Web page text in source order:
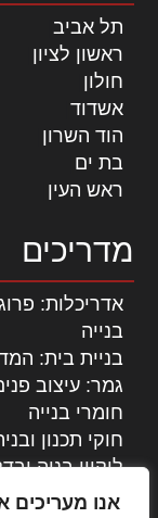
אנו מעריכים
תל אביב
ראשון לציון
חולון
אשדוד
הוד השרון
בת ים
ראש העין
מדריכים
אדריכלות:
בנייה
בניית בית:
גמר: עיצוב
חומרי בנייה
חוקי תכנון
ליקויי בניה
נדל"ן: זכויות,